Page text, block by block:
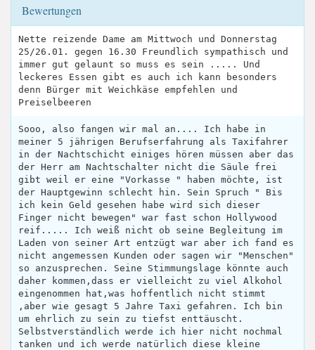
Bewertungen
Nette reizende Dame am Mittwoch und Donnerstag
25/26.01. gegen 16.30 Freundlich sympathisch und
immer gut gelaunt so muss es sein ..... Und
leckeres Essen gibt es auch ich kann besonders
denn Bürger mit Weichkäse empfehlen und
Preiselbeeren
Sooo, also fangen wir mal an.... Ich habe in
meiner 5 jährigen Berufserfahrung als Taxifahrer
in der Nachtschicht einiges hören müssen aber das
der Herr am Nachtschalter nicht die Säule frei
gibt weil er eine "Vorkasse " haben möchte, ist
der Hauptgewinn schlecht hin. Sein Spruch " Bis
ich kein Geld gesehen habe wird sich dieser
Finger nicht bewegen" war fast schon Hollywood
reif..... Ich weiß nicht ob seine Begleitung im
Laden von seiner Art entzügt war aber ich fand es
nicht angemessen Kunden oder sagen wir "Menschen"
so anzusprechen. Seine Stimmungslage könnte auch
daher kommen,dass er vielleicht zu viel Alkohol
eingenommen hat,was hoffentlich nicht stimmt
,aber wie gesagt 5 Jahre Taxi gefahren. Ich bin
um ehrlich zu sein zu tiefst enttäuscht.
Selbstverständlich werde ich hier nicht nochmal
tanken und ich werde natürlich diese kleine